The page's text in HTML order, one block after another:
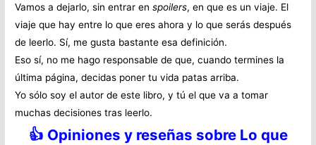
Vamos a dejarlo, sin entrar enspoilers, en que es un viaje. El
viaje que hay entre lo que eres ahora y lo que serás después
de leerlo. Sí, me gusta bastante esa definición.
Eso sí, no me hago responsable de que, cuando termines la
última página, decidas poner tu vida patas arriba.
Yo sólo soy el autor de este libro, y tú el que va a tomar
muchas decisiones tras leerlo.
👍 Opiniones y reseñas sobre Lo que